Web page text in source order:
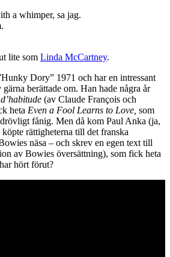
a whimper, sa jag.
lite som Linda McCartney.
Dory” 1971 och har en intressant
berättade om. Han hade några år
(av Claude François och
heta Even a Fool Learns to Love, som
fånig. Men då kom Paul Anka (ja,
rättigheterna till det franska
näsa – och skrev en egen text till
av Bowies översättning), som fick heta
hört förut?